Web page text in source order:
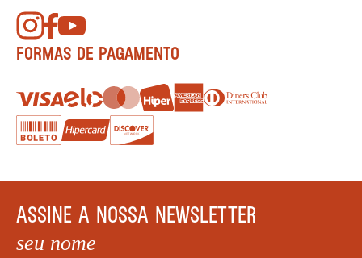
FORMAS DE PAGAMENTO
ASSINE A NOSSA NEWSLETTER